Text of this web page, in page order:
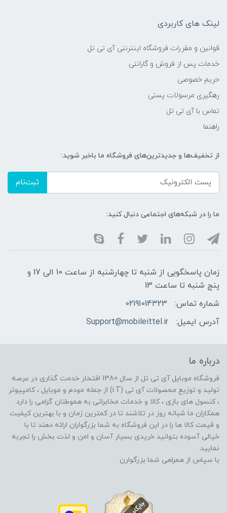
لینک های کاربردی
قوانین و مقررات فروشگاه اینترنتی آی تی تل
خدمات پس از فروش و گارانتی
حریم خصوصی
رهگیری مرسولات پستی
تماس با آی تی تل
راهنما
از تخفیف‌ها و جدیدترین‌های فروشگاه ما باخبر شوید:
ثبت‌نام
ما را در شبکه‌های اجتماعی دنبال کنید:
زمان پاسخگویی از شنبه تا چهارشنبه از ساعت 10 الی 17 و
پنج شنبه تا ساعت 13
شماره تماس:
02191014323
آدرس ایمیل:
Support@mobileittel.ir
درباره ما
فروشگاه موبایل آی تی تل از سال 1380 افتخار خدمت گذاری در عرصه
تولید و توزیع محصولات آی تی (i.T) از جمله مودم و موبایل ، کامپیوتر
، کنسول های بازی ، کالا و خدمات مخابراتی به هموطنان گرامی را دارد .
همکاران ما شبانه روز در تلاشند تا در کمترین زمان و با بهترین کیفیت
و قیمت کالا ها را در این فروشگاه به شما بزرگواران ارائه دهند تا با
خیالی آسوده بتوانید خریدی بسیار آسان و امن و لذت بخش را تجربه
نمایید .
با سپاس از همراهی شما بزرگوارن